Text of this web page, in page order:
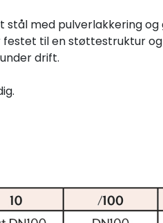
stål med pulverlakkering
til en støttestruktur
drift.